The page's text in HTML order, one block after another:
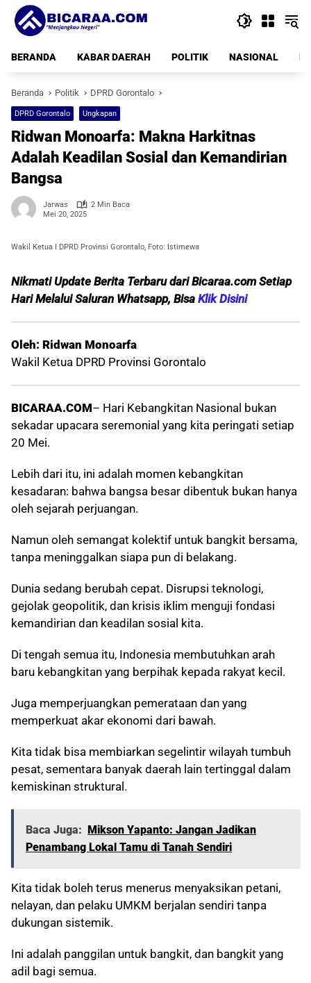
Langsung
konten
BERANDA
KABAR DAERAH POLITIK NASIONAL
Beranda Politik DPRD Gorontalo
DPRD Gorontalo Ungkapan
Ridwan Monoarfa: Makna Harkitnas
Adalah Keadilan Sosial dan Kemandirian
Bangsa
Jarwas
2 Min Baca
Mei 20, 2025
Wakil Ketua I DPRD Provinsi Gorontalo, Foto: Istimewa
Nikmati Update Berita Terbaru dari Bicaraa.com Setiap
Hari Melalui Saluran Whatsapp, Bisa Klik Disini
Oleh: Ridwan Monoarfa
Wakil Ketua DPRD Provinsi Gorontalo
BICARAA.COM– Hari Kebangkitan Nasional bukan
sekadar upacara seremonial yang kita peringati setiap
20 Mei.
Lebih dari itu, ini adalah momen kebangkitan
kesadaran: bahwa bangsa besar dibentuk bukan hanya
oleh sejarah perjuangan.
Namun oleh semangat kolektif untuk bangkit bersama,
tanpa meninggalkan siapa pun di belakang.
Dunia sedang berubah cepat. Disrupsi teknologi,
gejolak geopolitik, dan krisis iklim menguji fondasi
kemandirian dan keadilan sosial kita.
Di tengah semua itu, Indonesia membutuhkan arah
baru kebangkitan yang berpihak kepada rakyat kecil.
Juga memperjuangkan pemerataan dan yang
memperkuat akar ekonomi dari bawah.
Kita tidak bisa membiarkan segelintir wilayah tumbuh
pesat, sementara banyak daerah lain tertinggal dalam
kemiskinan struktural.
Baca Juga: Mikson Yapanto: Jangan Jadikan
Penambang Lokal Tamu di Tanah Sendiri
Kita tidak boleh terus menerus menyaksikan petani,
nelayan, dan pelaku UMKM berjalan sendiri tanpa
dukungan sistemik.
Ini adalah panggilan untuk bangkit, dan bangkit yang
adil bagi semua.